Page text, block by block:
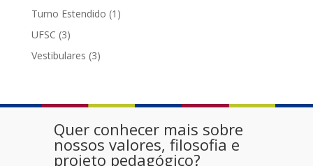
Turno Estendido (1)
UFSC (3)
Vestibulares (3)
Quer conhecer mais sobre
nossos valores, filosofia e
projeto pedagógico?